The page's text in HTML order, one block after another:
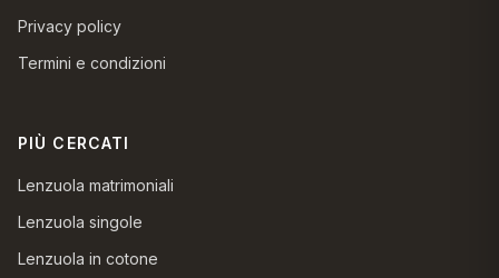
Privacy policy
Termini e condizioni
PIÙ CERCATI
Lenzuola matrimoniali
Lenzuola singole
Lenzuola in cotone